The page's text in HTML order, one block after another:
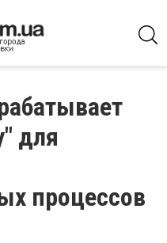
для
процессов